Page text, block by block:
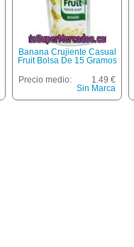
Banana Crujiente Casual
Fruit Bolsa De 15 Gramos
Precio medio:
1.49 €
Sin Marca